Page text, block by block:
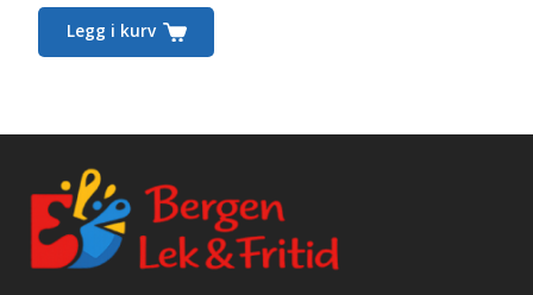
Legg i kurv